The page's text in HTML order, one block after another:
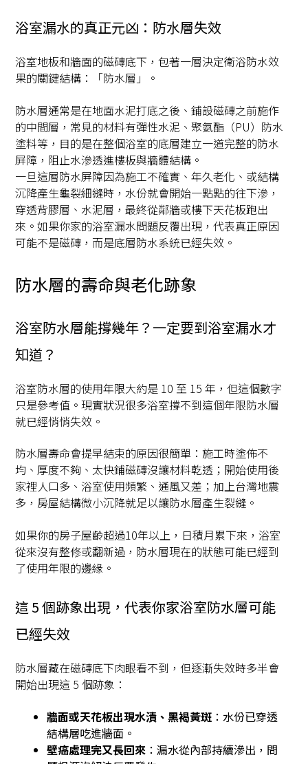
浴室漏水的真正元凶：防水層失效
浴室地板和牆面的磁磚底下，包著一層決定衛浴防水效
果的關鍵結構：「防水層」。
防水層通常是在地面水泥打底之後、鋪設磁磚之前施作
的中間層，常見的材料有彈性水泥、聚氨酯（PU）防水
塗料等，目的是在整個浴室的底層建立一道完整的防水
屏障，阻止水滲透進樓板與牆體結構。
一旦這層防水屏障因為施工不確實、年久老化、或結構
沉降產生龜裂細縫時，水份就會開始一點點的往下滲，
穿透背膠層、水泥層，最終從鄰牆或樓下天花板跑出
來。如果你家的浴室漏水問題反覆出現，代表真正原因
可能不是磁磚，而是底層防水系統已經失效。
防水層的壽命與老化跡象
浴室防水層能撐幾年？一定要到浴室漏水才
知道？
浴室防水層的使用年限大約是 10 至 15 年，但這個數字
只是參考值。現實狀況很多浴室撐不到這個年限防水層
就已經悄悄失效。
防水層壽命會提早結束的原因很簡單：施工時塗佈不
均、厚度不夠、太快鋪磁磚沒讓材料乾透；開始使用後
家裡人口多、浴室使用頻繁、通風又差；加上台灣地震
多，房屋結構微小沉降就足以讓防水層產生裂縫。
如果你的房子屋齡超過10年以上，日積月累下來，浴室
從來沒有整修或翻新過，防水層現在的狀態可能已經到
了使用年限的邊緣。
這 5 個跡象出現，代表你家浴室防水層可能
已經失效
防水層藏在磁磚底下肉眼看不到，但逐漸失效時多半會
開始出現這 5 個跡象：
牆面或天花板出現水漬、黑褐黃斑 ：水份已穿透
結構層吃進牆面。
壁癌處理完又長回來 ：漏水從內部持續滲出，問